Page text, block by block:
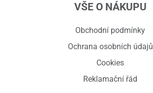
VŠE O NÁKUPU
Obchodní podmínky
Ochrana osobních údajů
Cookies
Reklamační řád